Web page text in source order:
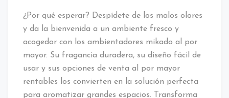
¿Por qué esperar? Despídete de los malos olores
y da la bienvenida a un ambiente fresco y
acogedor con los ambientadores mikado al por
mayor. Su fragancia duradera, su diseño fácil de
usar y sus opciones de venta al por mayor
rentables los convierten en la solución perfecta
para aromatizar grandes espacios. Transforma